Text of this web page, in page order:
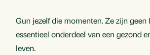
Gun jezelf die momenten. Ze zijn geen
essentieel onderdeel van een gezond
leven.